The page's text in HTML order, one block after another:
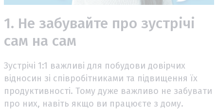
1. Не забувайте про зустрічі
сам на сам
Зустрічі 1:1 важливі для побудови довірчих
відносин зі співробітниками та підвищення їх
продуктивності. Тому дуже важливо не забувати
про них, навіть якщо ви працюєте з дому.